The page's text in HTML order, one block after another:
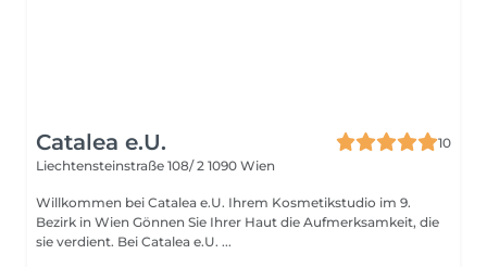
Catalea e.U.
10
Liechtensteinstraße 108/ 2 1090 Wien
Willkommen bei Catalea e.U. Ihrem Kosmetikstudio im 9.
Bezirk in Wien Gönnen Sie Ihrer Haut die Aufmerksamkeit, die
sie verdient. Bei Catalea e.U. ...